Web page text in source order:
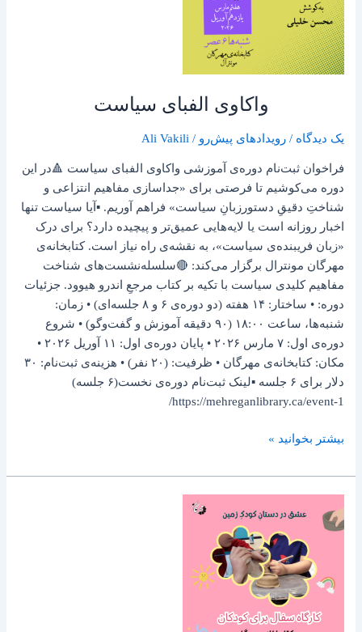
واکاوی الفبای سیاست
یک دیدگاه /رویدادهای پیش‌رو /
Ali Vakili
فراخوان ثبت‌نام دوره‌ی آموزشی واکاوی الفبای سیاست 🔺در این
دوره می‌کوشیم تا فرصتی برای «جداسازی مفاهیم انتزاعی و
شناختِ دقیقِ دستورزبانِ سیاست» فراهم آوریم. ▪️آیا سیاست تنها
اخبار روزانه است یا لایه‌هایی عمیق‌تر و پیچیده دارد؟ برای درک
«زبان فریبنده‌ی سیاست»، به نقشه‌ی راه نیاز است. کتابخانه‌ی
مهرگان مونترال برگزار می‌کند: 🔴سلسله‌نشست‌های شناخت
مفاهیم کلیدی سیاست با تکیه بر کتاب مرجعِ اندرو هیوود. جزئیات
دوره: • ساختار: ۱۴ هفته (دو دوره‌ی ۶ و ۸ جلسه‌ای) • زمان:
شنبه‌ها، ساعت ۱۸:۰۰ (۹۰ دقیقه آموزش و گفت‌وگو) • شروع
دوره‌ی اول: ۷ مارس ۲۰۲۶ • پایان دوره‌ی اول: ۱۱ آوریل ۲۰۲۶ •
مکان: کتابخانه‌ی مهرگان • ظرفیت: (۲۰ نفر) • هزینه‌ی ثبت‌نام: ۳۰
دلار برای ۶ جلسه ▪️لینک ثبت‌نام دوره‌ی نخست(۶ جلسه)
https://mehreganlibrary.ca/event-1/
بیشتر بخوانید »
سفالگری
کودکان